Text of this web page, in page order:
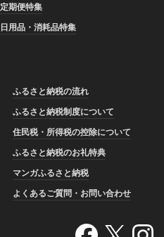
定期便特集
日用品・消耗品特集
ふるさと納税の流れ
ふるさと納税制度について
住民税・所得税の控除について
ふるさと納税のお礼特典
マンガふるさと納税
よくあるご質問・お問い合わせ